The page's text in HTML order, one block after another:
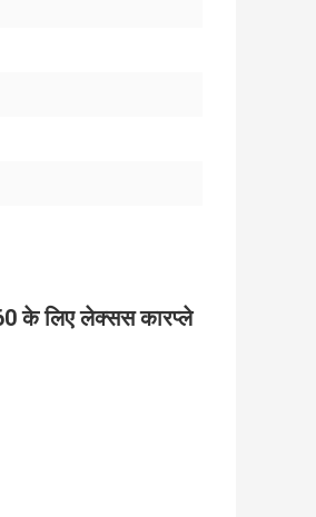
के लिए लेक्सस कारप्ले